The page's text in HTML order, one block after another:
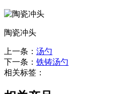
陶瓷冲头
上一条： 汤勺
下一条： 铁铸汤勺
相关标签：